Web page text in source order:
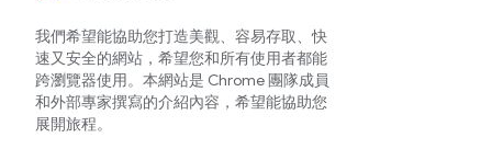
我們希望能協助您打造美觀、容易存取、快
速又安全的網站，希望您和所有使用者都能
跨瀏覽器使用。本網站是 Chrome 團隊成員
和外部專家撰寫的介紹內容，希望能協助您
展開旅程。